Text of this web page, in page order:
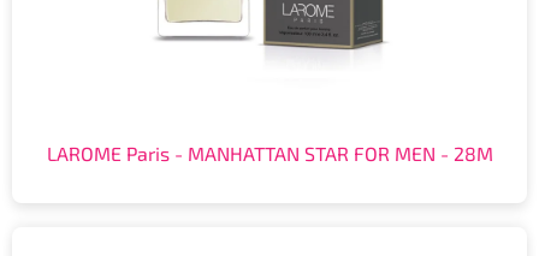
LAROME Paris - MANHATTAN STAR FOR MEN - 28M